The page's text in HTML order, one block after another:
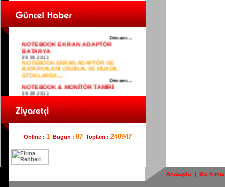
ELEMAN ARANIYOR
25.03.2015
Devamı...
NOTEBOOK EKRAN ADAPTÖR
BATARYA
09.09.2011
NOTEBOOK EKRAN ADAPTÖR VE
BATARYALARI ORJINAL VE MUADİL
STOKLARDA.....
Devamı...
NOTEBOOK & MONİTÖR TAMİRİ
09.09.2011
GARANTİSİ BİTMİŞ MONİTÖR VE
NOTEBOOK TAMİRİ YAPILIR....
BARİYER
09.09.2011
(OTOPARK) BARİYER ....
Devamı...
SİSTEMLERİ
09.09.2011
BİLGİSAYAR & GÜVENLİKTE FARKI
Online : 1 Bugün : 87 Toplam : 240947
Anasayfa | Biz